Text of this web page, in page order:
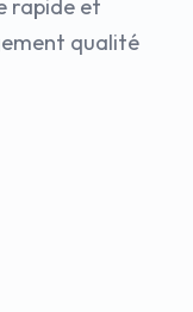
rapide et
qualité